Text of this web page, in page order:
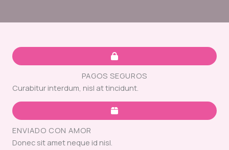
PAGOS SEGUROS
Curabitur interdum, nisl at tincidunt.
ENVIADO CON AMOR
Donec sit amet neque id nisl.